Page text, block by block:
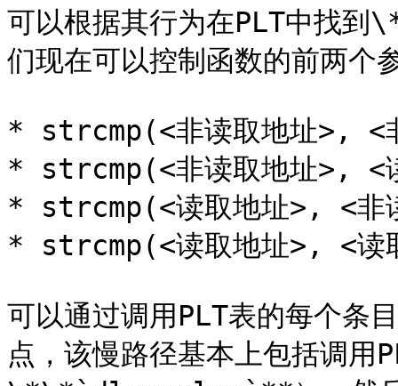
可以根据其行为在PLT中
们现在可以控制函数的前两个
* strcmp(<非读取地址>, <
* strcmp(<非读取地址>, <
* strcmp(<读取地址>, <非
* strcmp(<读取地址>, <读
可以通过调用PLT表的每个条
点，该慢路径基本上包括调